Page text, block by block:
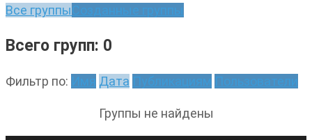
Все группыСозданные группы
Всего групп: 0
Фильтр по: Имя Дата Публикациям Пользователи
Группы не найдены